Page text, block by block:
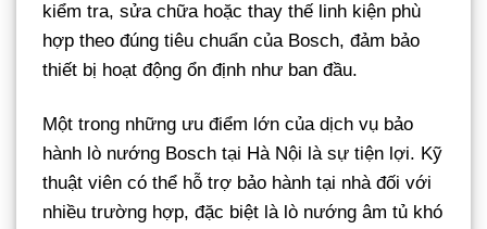
kiểm tra, sửa chữa hoặc thay thế linh kiện phù
hợp theo đúng tiêu chuẩn của Bosch, đảm bảo
thiết bị hoạt động ổn định như ban đầu.
Một trong những ưu điểm lớn của dịch vụ bảo
hành lò nướng Bosch tại Hà Nội là sự tiện lợi. Kỹ
thuật viên có thể hỗ trợ bảo hành tại nhà đối với
nhiều trường hợp, đặc biệt là lò nướng âm tủ khó